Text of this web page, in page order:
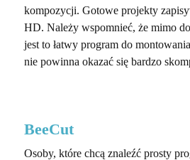
kompozycji. Gotowe projekty
HD. Należy wspomnieć, że mimo
jest to łatwy program do
nie powinna okazać się bardzo
BeeCut
Osoby, które chcą znaleźć prosty